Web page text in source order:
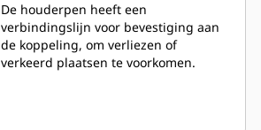
De houderpen heeft een
verbindingslijn voor bevestiging aan
de koppeling, om verliezen of
verkeerd plaatsen te voorkomen.